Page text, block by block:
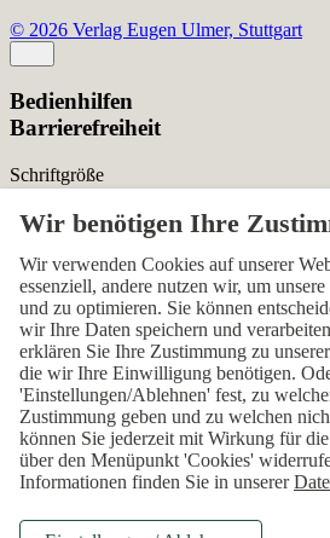
© 2026 Verlag Eugen Ulmer, Stuttgart
Bedienhilfen
Barrierefreiheit
Schriftgröße
Normal Zurücksetzen
Kontrast
Normal Hoch Normal
Menü sichtbar
Ja Nein Ja
Über den ersten Skip-Link der Seite
Einstellungen“ können Sie das Menü
Einstellungen
Wir verwenden Cookies auf unserer
essenziell, andere nutzen wir, um
und zu optimieren. Sie können
wir Ihre Daten speichern und
erklären Sie Ihre Zustimmung zu
die wir Ihre Einwilligung benötigen.
'Einstellungen/Ablehnen' fest, zu
Zustimmung geben und zu welchen
können Sie jederzeit mit Wirkung für
über den Menüpunkt 'Cookies'
Informationen finden Sie in unserer